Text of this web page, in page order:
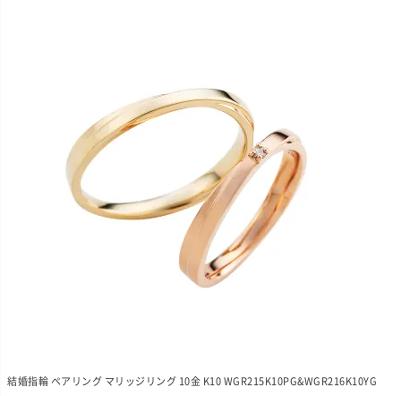
結婚指輪 ペアリング マリッジリング 10金 K10 WGR215K10PG&WGR216K10YG